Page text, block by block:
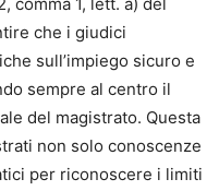
che i giudici
sull’impiego sicuro e
sempre al centro il
del magistrato. Questa
non solo conoscenze
per riconoscere i limiti